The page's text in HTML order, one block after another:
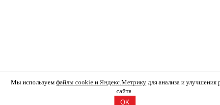
Мы используем файлы cookie и Яндекс.Метрику для анализа и улучшения
сайта.
OK